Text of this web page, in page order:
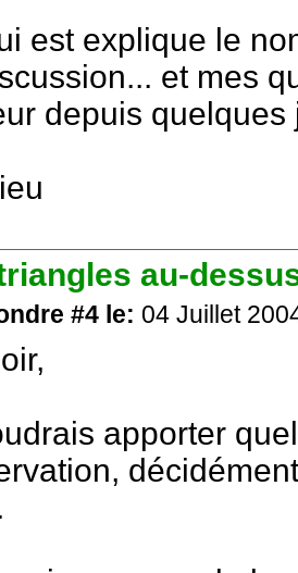
est explique le
et mes
depuis quelques
au-
#4 le: 04 Juillet
apporter